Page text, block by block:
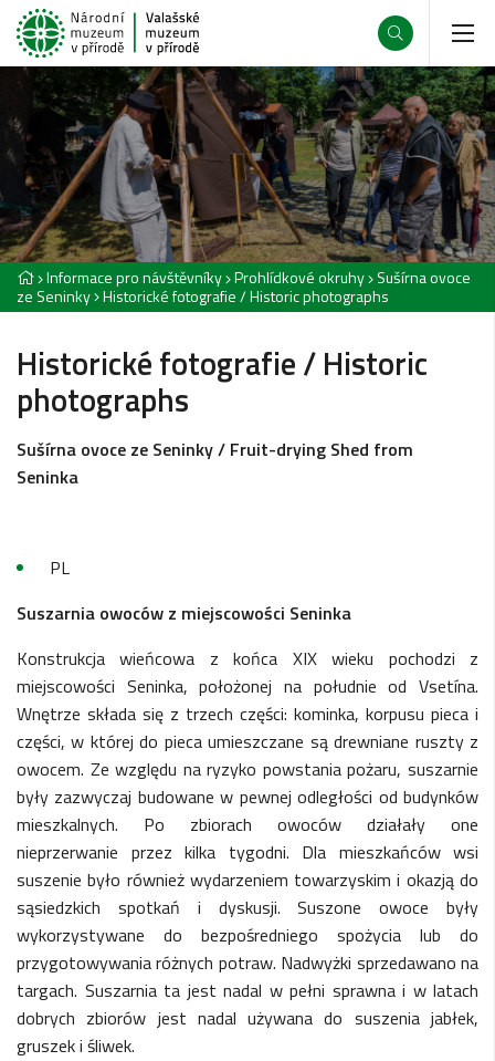
Informace pro návštěvníky Prohlídkové okruhy Sušírna ovoce
ze Seninky Historické fotografie / Historic photographs
Historické fotografie / Historic
photographs
Sušírna ovoce ze Seninky / Fruit-drying Shed from
Seninka
PL
Suszarnia owoców z miejscowości Seninka
Konstrukcja wieńcowa z końca XIX wieku pochodzi z
miejscowości Seninka, położonej na południe od Vsetína.
Wnętrze składa się z trzech części: kominka, korpusu pieca i
części, w której do pieca umieszczane są drewniane ruszty z
owocem. Ze względu na ryzyko powstania pożaru, suszarnie
były zazwyczaj budowane w pewnej odległości od budynków
mieszkalnych. Po zbiorach owoców działały one
nieprzerwanie przez kilka tygodni. Dla mieszkańców wsi
suszenie było również wydarzeniem towarzyskim i okazją do
sąsiedzkich spotkań i dyskusji. Suszone owoce były
wykorzystywane do bezpośredniego spożycia lub do
przygotowywania różnych potraw. Nadwyżki sprzedawano na
targach. Suszarnia ta jest nadal w pełni sprawna i w latach
dobrych zbiorów jest nadal używana do suszenia jabłek,
gruszek i śliwek.